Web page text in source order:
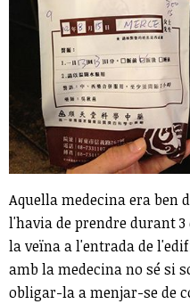
Aquella medecina era ben
l'havia de prendre durant
la veïna a l'entrada de
amb la medecina no sé si
obligar-la a menjar-se de